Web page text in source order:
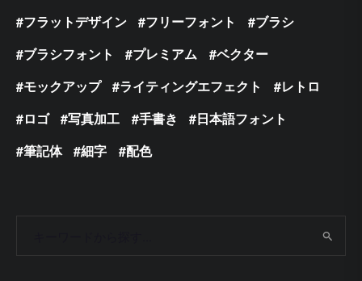
フラットデザイン
フリーフォント
ブラシ
ブラシフォント
プレミアム
ベクター
モックアップ
ライティングエフェクト
レトロ
ロゴ
写真加工 手書き
日本語フォント
筆記体
細字 配色